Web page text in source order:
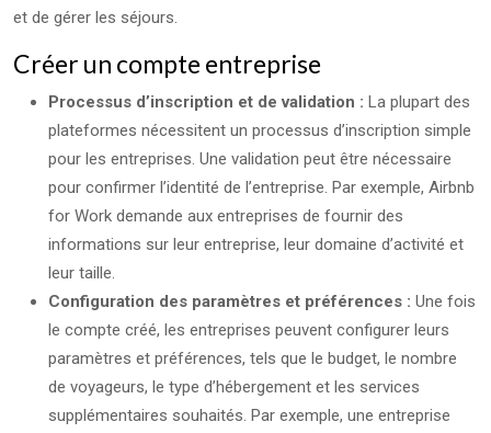
et de gérer les séjours.
Créer un compte entreprise
Processus d’inscription et de validation : La plupart des
plateformes nécessitent un processus d’inscription simple
pour les entreprises. Une validation peut être nécessaire
pour confirmer l’identité de l’entreprise. Par exemple, Airbnb
for Work demande aux entreprises de fournir des
informations sur leur entreprise, leur domaine d’activité et
leur taille.
Configuration des paramètres et préférences : Une fois
le compte créé, les entreprises peuvent configurer leurs
paramètres et préférences, tels que le budget, le nombre
de voyageurs, le type d’hébergement et les services
supplémentaires souhaités. Par exemple, une entreprise